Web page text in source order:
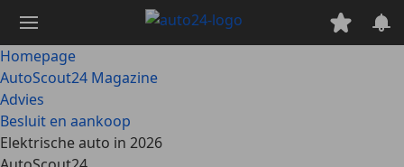
naar
hoofdinhoud
Homepage
AutoScout24 Magazine
Advies
Besluit en aankoop
Elektrische auto in 2026